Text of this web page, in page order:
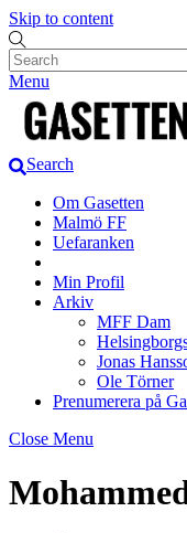
Skip to content
Menu
Search
Om Gasetten
Malmö FF
Uefaranken
Min Profil
Arkiv
MFF Dam
Jonas
Ole Törner
Prenumerera på
Close Menu